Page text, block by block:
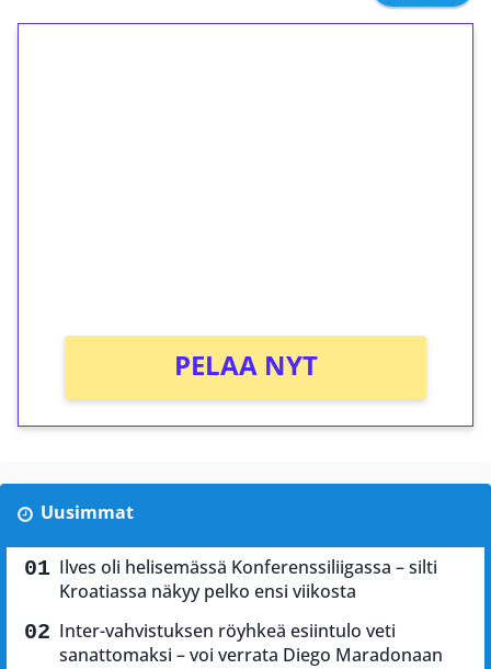
PELAA NYT
Uusimmat
Ilves oli helisemässä Konferenssiliigassa – silti
Kroatiassa näkyy pelko ensi viikosta
Inter-vahvistuksen röyhkeä esiintulo veti
sanattomaksi – voi verrata Diego Maradonaan